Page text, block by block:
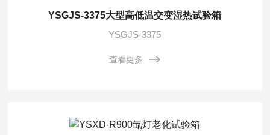
YSGJS-3375大型高低温交变湿热试验箱
YSGJS-3375
查看更多